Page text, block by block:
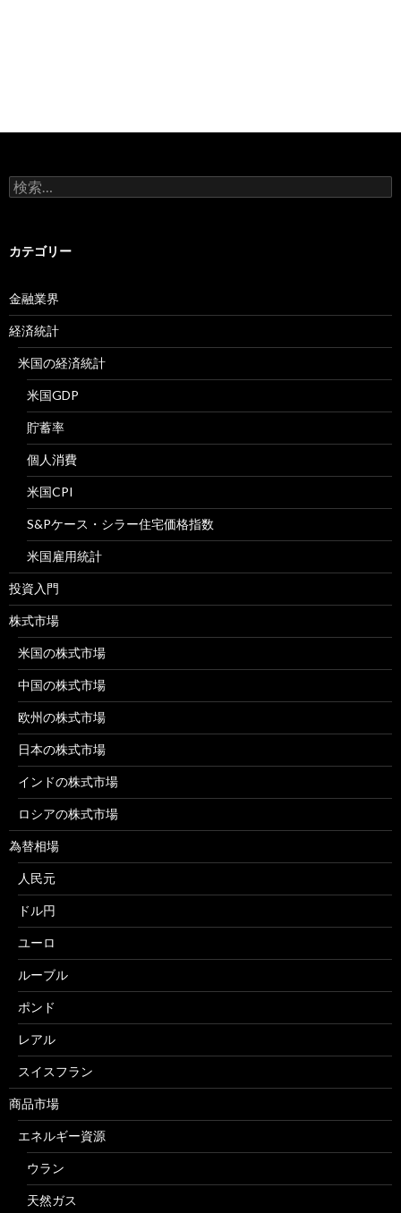
検
索:
カテゴリー
金融業界
経済統計
米国の経済統計
米国GDP
貯蓄率
個人消費
米国CPI
S&Pケース・シラー住宅価格指数
米国雇用統計
投資入門
株式市場
米国の株式市場
中国の株式市場
欧州の株式市場
日本の株式市場
インドの株式市場
ロシアの株式市場
為替相場
人民元
ドル円
ユーロ
ルーブル
ポンド
レアル
スイスフラン
商品市場
エネルギー資源
ウラン
天然ガス